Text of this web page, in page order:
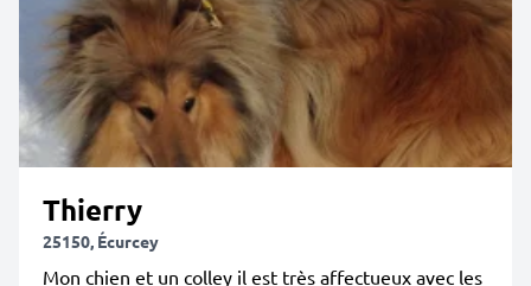
Thierry
25150, Écurcey
Mon chien et un colley il est très affectueux avec les